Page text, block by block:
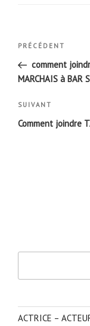
Navigation
l’article
Article
précédent
PRÉCÉDENT
comment
MARCHAIS à BAR
Article
suivant
SUIVANT
Comment joindre
ACTRICE –